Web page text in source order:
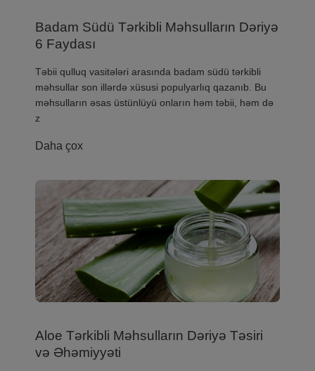
Badam Südü Tərkibli Məhsulların Dəriyə
6 Faydası
Təbii qulluq vasitələri arasında badam südü tərkibli
məhsullar son illərdə xüsusi populyarlıq qazanıb. Bu
məhsulların əsas üstünlüyü onların həm təbii, həm də
z
Daha çox
Aloe Tərkibli Məhsulların Dəriyə Təsiri
və Əhəmiyyəti